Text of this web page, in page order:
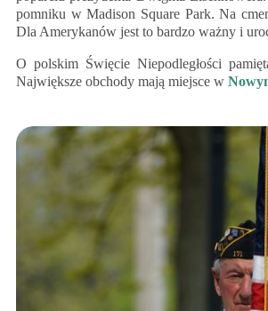
pomniku w Madison Square Park. Na
Dla Amerykanów jest to bardzo ważny i
O polskim Święcie Niepodległości
Największe obchody mają miejsce w